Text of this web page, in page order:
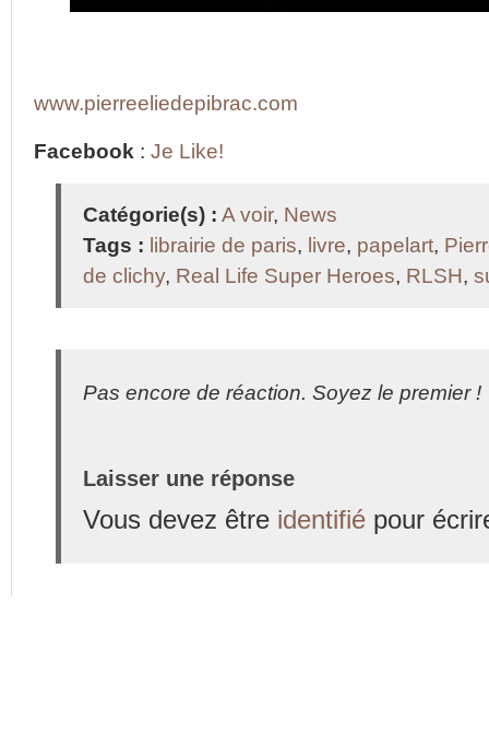
www.pierreeliedepibrac.com
Facebook : Je Like!
Catégorie(s) : A voir, News
Tags : librairie de paris, livre, papelart,
de clichy, Real Life Super Heroes, RLSH,
Pas encore de réaction. Soyez le premier !
Laisser une réponse
Vous devez être identifié pour